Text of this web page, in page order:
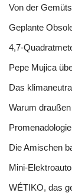
Von der
Geplante
4,7-
Pepe Mujica
Das
Warum
Promenadologie
Die Amischen
Mini-
WÉTIKO, das